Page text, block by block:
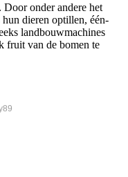
onder andere het
dieren optillen, één-
landbouwmachines
fruit van de bomen te